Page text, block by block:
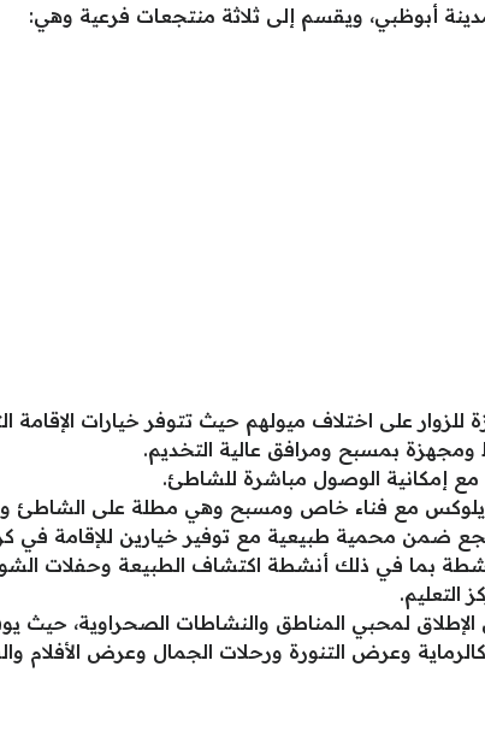
أبوظبي، ويقسم إلى ثلاثة منتجعات فرعية وهي:
على اختلاف ميولهم حيث تتوفر خيارات الإقامة
بمسبح ومرافق عالية التخديم.
مع إمكانية الوصول مباشرة للشاطئ.
ديلوكس مع فناء خاص ومسبح وهي مطلة على الشاطئ
ضمن محمية طبيعية مع توفير خيارين للإقامة
بما في ذلك أنشطة اكتشاف الطبيعة وحفلات
التعليم.
الإطلاق لمحبي المناطق والنشاطات الصحراوية، حيث
وعرض التنورة ورحلات الجمال وعرض الأفلام